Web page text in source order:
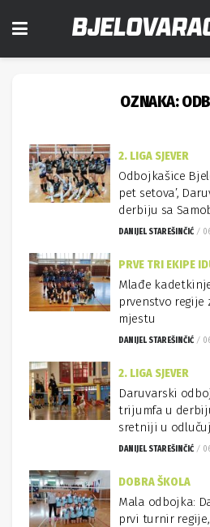
OZNAKA:
2. LIGA SJEVER
Odbojkašice
pet setova’,
derbiju sa
DANIJEL STAREŠINČIĆ
PRVE TRI EKIPE
Mlađe
prvenstvo regije
mjestu
DANIJEL STAREŠINČIĆ
2. LIGA SJEVER
Daruvarski
trijumfa u
sretniji u
DANIJEL STAREŠINČIĆ
DOBRA ŠKOLA
Mala odbojka:
prvi turnir